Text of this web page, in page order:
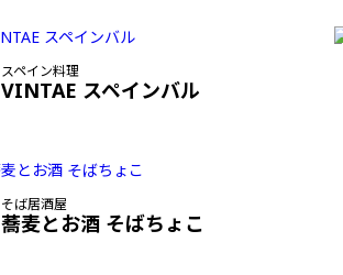
スペイン料理
VINTAE スペインバル
そば居酒屋
蕎麦とお酒 そばちょこ